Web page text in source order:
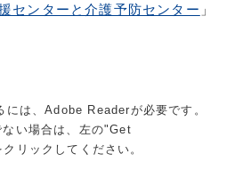
センターと介護予防センター 」
には、Adobe Readerが必要です。
い場合は、左の"Get
リックしてください。